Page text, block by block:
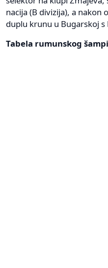
nacija (B divizija), a nakon
duplu krunu u Bugarskoj
Tabela rumunskog